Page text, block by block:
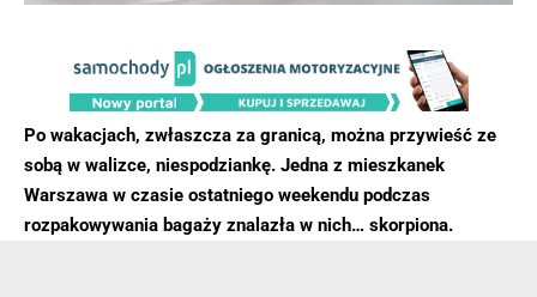
Po wakacjach, zwłaszcza za granicą, można przywieść ze
sobą w walizce, niespodziankę. Jedna z mieszkanek
Warszawa w czasie ostatniego weekendu podczas
rozpakowywania bagaży znalazła w nich… skorpiona.